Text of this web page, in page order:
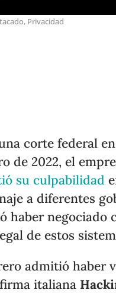
, Privacidad
corte federal
de 2022, el
su culpabilidad
a diferentes
haber negociado
de estos
admitió haber
italiana